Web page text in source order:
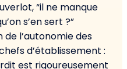
“il ne manque
s’en sert ?”
de l’autonomie des
d’établissement :
est rigoureusement